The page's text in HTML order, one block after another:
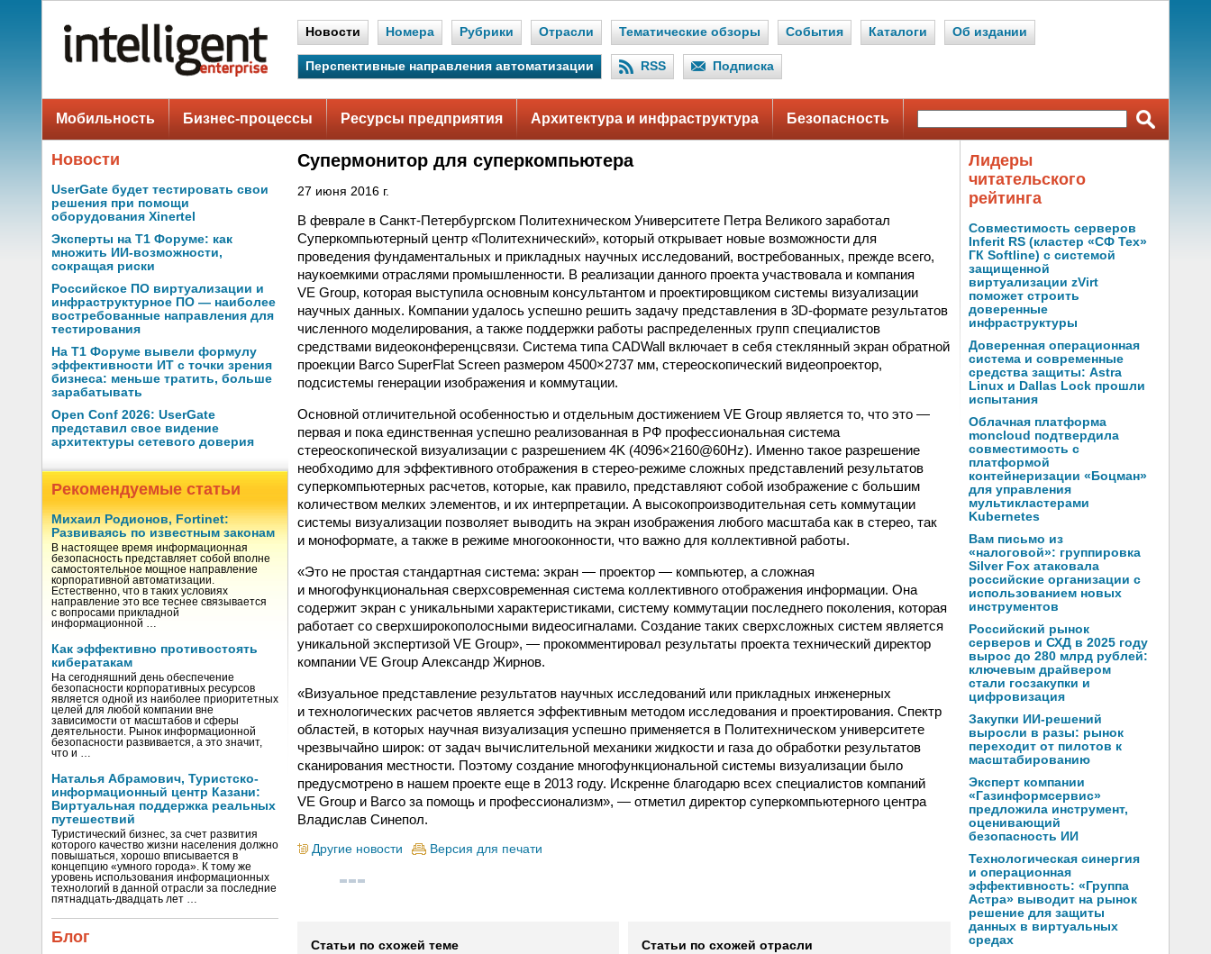
Новости Номера Рубрики Отрасли Тематические обзоры События Каталоги Об издании
Перспективные направления автоматизации RSS Подписка
Мобильность Бизнес-процессы Ресурсы предприятия Архитектура и инфраструктура Безопасность
Новости
UserGate будет тестировать свои
решения при помощи
оборудования Xinertel
Эксперты на Т1 Форуме: как
множить ИИ-возможности,
сокращая риски
Российское ПО виртуализации и
инфраструктурное ПО — наиболее
востребованные направления для
тестирования
На Т1 Форуме вывели формулу
эффективности ИТ с точки зрения
бизнеса: меньше тратить, больше
зарабатывать
Open Conf 2026: UserGate
представил свое видение
архитектуры сетевого доверия
Рекомендуемые статьи
Михаил Родионов, Fortinet:
Развиваясь по известным законам
В настоящее время информационная
безопасность представляет собой вполне
самостоятельное мощное направление
корпоративной автоматизации.
Естественно, что в таких условиях
направление это все теснее связывается
с вопросами прикладной
информационной …
Как эффективно противостоять
кибератакам
На сегодняшний день обеспечение
безопасности корпоративных ресурсов
является одной из наиболее приоритетных
целей для любой компании вне
зависимости от масштабов и сферы
деятельности. Рынок информационной
безопасности развивается, а это значит,
что и …
Наталья Абрамович, Туристско-
информационный центр Казани:
Виртуальная поддержка реальных
путешествий
Туристический бизнес, за счет развития
которого качество жизни населения должно
повышаться, хорошо вписывается в
концепцию «умного города». К тому же
уровень использования информационных
технологий в данной отрасли за последние
пятнадцать-двадцать лет …
Блог
Супермонитор для суперкомпьютера
27 июня 2016 г.
В феврале в Санкт-Петербургском Политехническом Университете Петра Великого заработал
Суперкомпьютерный центр «Политехнический», который открывает новые возможности для
проведения фундаментальных и прикладных научных исследований, востребованных, прежде всего,
наукоемкими отраслями промышленности. В реализации данного проекта участвовала и компания
VE Group, которая выступила основным консультантом и проектировщиком системы визуализации
научных данных. Компании удалось успешно решить задачу представления в 3D-формате результатов
численного моделирования, а также поддержки работы распределенных групп специалистов
средствами видеоконференцсвязи. Система типа CADWall включает в себя стеклянный экран обратной
проекции Barco SuperFlat Screen размером 4500×2737 мм, стереоскопический видеопроектор,
подсистемы генерации изображения и коммутации.
Основной отличительной особенностью и отдельным достижением VE Group является то, что это —
первая и пока единственная успешно реализованная в РФ профессиональная система
стереоскопической визуализации с разрешением 4K (4096×2160@60Hz). Именно такое разрешение
необходимо для эффективного отображения в стерео-режиме сложных представлений результатов
суперкомпьютерных расчетов, которые, как правило, представляют собой изображение с большим
количеством мелких элементов, и их интерпретации. А высокопроизводительная сеть коммутации
системы визуализации позволяет выводить на экран изображения любого масштаба как в стерео, так
и моноформате, а также в режиме многооконности, что важно для коллективной работы.
«Это не простая стандартная система: экран — проектор — компьютер, а сложная
и многофункциональная сверхсовременная система коллективного отображения информации. Она
содержит экран с уникальными характеристиками, систему коммутации последнего поколения, которая
работает со сверхширокополосными видеосигналами. Создание таких сверхсложных систем является
уникальной экспертизой VE Group», — прокомментировал результаты проекта технический директор
компании VE Group Александр Жирнов.
«Визуальное представление результатов научных исследований или прикладных инженерных
и технологических расчетов является эффективным методом исследования и проектирования. Спектр
областей, в которых научная визуализация успешно применяется в Политехническом университете
чрезвычайно широк: от задач вычислительной механики жидкости и газа до обработки результатов
сканирования местности. Поэтому создание многофункциональной системы визуализации было
предусмотрено в нашем проекте еще в 2013 году. Искренне благодарю всех специалистов компаний
VE Group и Barco за помощь и профессионализм», — отметил директор суперкомпьютерного центра
Владислав Синепол.
Другие новости Версия для печати
Статьи по схожей теме Статьи по схожей отрасли
Лидеры
читательского
рейтинга
Совместимость серверов
Inferit RS (кластер «СФ Тех»
ГК Softline) с системой
защищенной
виртуализации zVirt
поможет строить
доверенные
инфраструктуры
Доверенная операционная
система и современные
средства защиты: Astra
Linux и Dallas Lock прошли
испытания
Облачная платформа
moncloud подтвердила
совместимость с
платформой
контейнеризации «Боцман»
для управления
мультикластерами
Kubernetes
Вам письмо из
«налоговой»: группировка
Silver Fox атаковала
российские организации с
использованием новых
инструментов
Российский рынок
серверов и СХД в 2025 году
вырос до 280 млрд рублей:
ключевым драйвером
стали госзакупки и
цифровизация
Закупки ИИ-решений
выросли в разы: рынок
переходит от пилотов к
масштабированию
Эксперт компании
«Газинформсервис»
предложила инструмент,
оценивающий
безопасность ИИ
Технологическая синергия
и операционная
эффективность: «Группа
Астра» выводит на рынок
решение для защиты
данных в виртуальных
средах